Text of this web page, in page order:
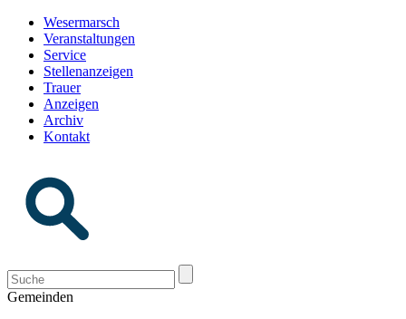
Wesermarsch
Veranstaltungen
Service
Stellenanzeigen
Trauer
Anzeigen
Archiv
Kontakt
Gemeinden